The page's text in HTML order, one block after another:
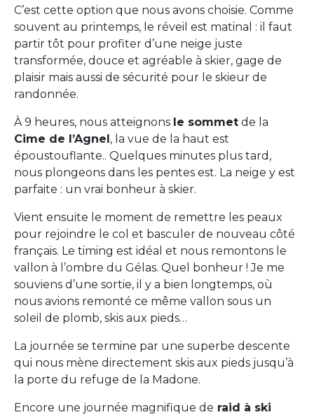
C’est cette option que nous avons choisie. Comme
souvent au printemps, le réveil est matinal : il faut
partir tôt pour profiter d’une neige juste
transformée, douce et agréable à skier, gage de
plaisir mais aussi de sécurité pour le skieur de
randonnée.
À 9 heures, nous atteignons le sommet de la
Cime de l’Agnel , la vue de la haut est
époustouflante.. Quelques minutes plus tard,
nous plongeons dans les pentes est. La neige y est
parfaite : un vrai bonheur à skier.
Vient ensuite le moment de remettre les peaux
pour rejoindre le col et basculer de nouveau côté
français. Le timing est idéal et nous remontons le
vallon à l’ombre du Gélas. Quel bonheur ! Je me
souviens d’une sortie, il y a bien longtemps, où
nous avions remonté ce même vallon sous un
soleil de plomb, skis aux pieds…
La journée se termine par une superbe descente
qui nous mène directement skis aux pieds jusqu’à
la porte du refuge de la Madone.
Encore une journée magnifique de raid à ski